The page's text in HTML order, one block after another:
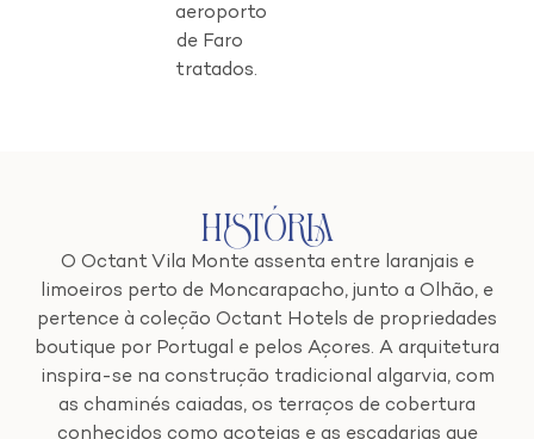
aeroporto
de Faro
tratados.
História
O Octant Vila Monte assenta entre laranjais e
limoeiros perto de Moncarapacho, junto a Olhão, e
pertence à coleção Octant Hotels de propriedades
boutique por Portugal e pelos Açores. A arquitetura
inspira-se na construção tradicional algarvia, com
as chaminés caiadas, os terraços de cobertura